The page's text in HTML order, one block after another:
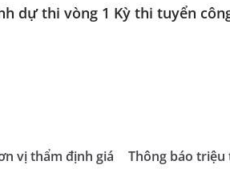
dự thi vòng 1 Kỳ thi tuyển
vị thẩm định giá
Thông báo